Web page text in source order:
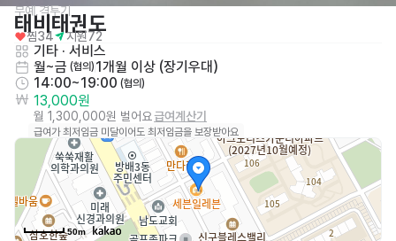
무예,격투기
태비태권도
찜34 지원72
기타 · 서비스
월~금 (협의) 1개월 이상 (장기우대)
14:00~19:00 (협의)
13,000원
월 1,300,000원 벌어요급여계산기
급여가 최저임금 미달이어도 최저임금을 보장받아요
50m